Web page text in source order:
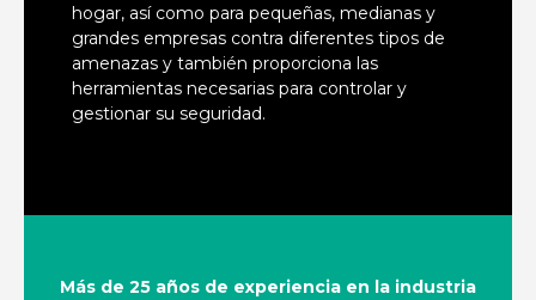
hogar, así como para pequeñas, medianas y
grandes empresas contra diferentes tipos de
amenazas y también proporciona las
herramientas necesarias para controlar y
gestionar su seguridad.
Más de 25 años de experiencia en la industria